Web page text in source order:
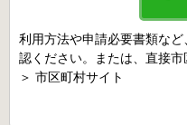
利用方法や申請必要書類な
認ください。または、直接市
＞ 市区町村サイト